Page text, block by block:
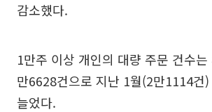
감소했다.
1만주 이상 개인의 대량 주문 건수
만6628건으로 지난 1월(2만1114건
늘었다.